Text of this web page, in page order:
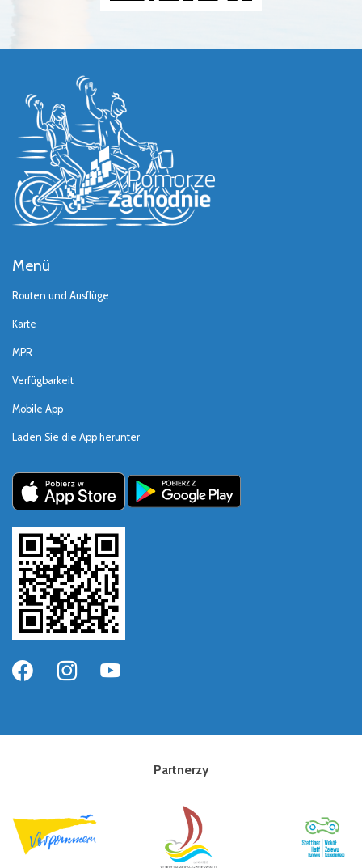
Menü
Routen und Ausflüge
Karte
MPR
Verfügbarkeit
Mobile App
Laden Sie die App herunter
Partnerzy